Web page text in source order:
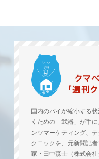
国内のパイが縮小する
くための「武器」が手
ンツマーケティング、
クニックを、元新聞記
家・田中森士（株式会